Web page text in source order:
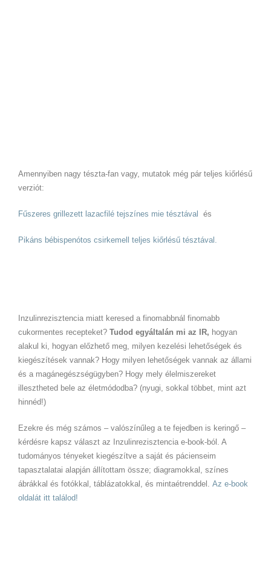
Amennyiben nagy tészta-fan vagy, mutatok még pár teljes kiőrlésű
verziót:
Fűszeres grillezett lazacfilé tejszínes mie tésztával és
Pikáns bébispenótos csirkemell teljes kiőrlésű tésztával.
Inzulinrezisztencia miatt keresed a finomabbnál finomabb
cukormentes recepteket? Tudod egyáltalán mi az IR, hogyan
alakul ki, hogyan előzhető meg, milyen kezelési lehetőségek és
kiegészítések vannak? Hogy milyen lehetőségek vannak az állami
és a magánegészségügyben? Hogy mely élelmiszereket
illesztheted bele az életmódodba? (nyugi, sokkal többet, mint azt
hinnéd!)
Ezekre és még számos – valószínűleg a te fejedben is keringő –
kérdésre kapsz választ az Inzulinrezisztencia e-book-ból. A
tudományos tényeket kiegészítve a saját és pácienseim
tapasztalatai alapján állítottam össze; diagramokkal, színes
ábrákkal és fotókkal, táblázatokkal, és mintaétrenddel. Az e-book
oldalát itt találod!